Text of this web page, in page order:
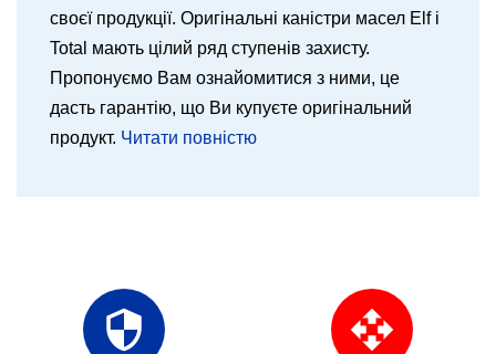
своєї продукції. Оригінальні каністри масел Elf і
Total мають цілий ряд ступенів захисту.
Пропонуємо Вам ознайомитися з ними, це
дасть гарантію, що Ви купуєте оригінальний
продукт. Читати повністю
security open_with